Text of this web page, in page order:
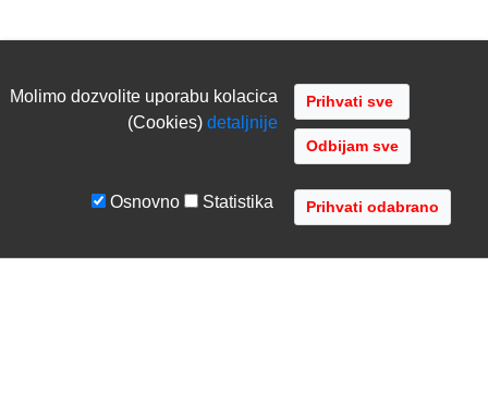
Molimo dozvolite uporabu kolacica
(Cookies)detaljnije
Odbijam sve
Osnovno Statistika